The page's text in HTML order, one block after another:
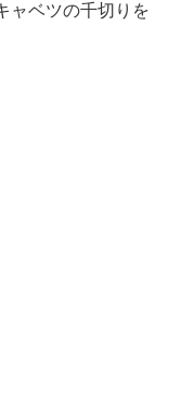
ャベツの千切りを